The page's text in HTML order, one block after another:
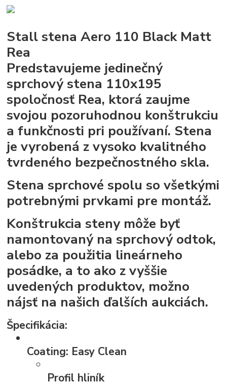
Stall stena Aero 110 Black Matt
Rea
Predstavujeme jedinečný
sprchový stena 110x195
spoločnosť Rea, ktorá zaujme
svojou pozoruhodnou konštrukciu
a funkčnosti pri používaní. Stena
je vyrobená z vysoko kvalitného
tvrdeného bezpečnostného skla.
Stena sprchové spolu so všetkými
potrebnými prvkami pre montáž.
Konštrukcia steny môže byť
namontovaný na sprchový odtok,
alebo za použitia lineárneho
posádke, a to ako z vyššie
uvedených produktov, možno
nájsť na našich ďalších aukciách.
Špecifikácia:
Coating: Easy Clean
Profil hliník